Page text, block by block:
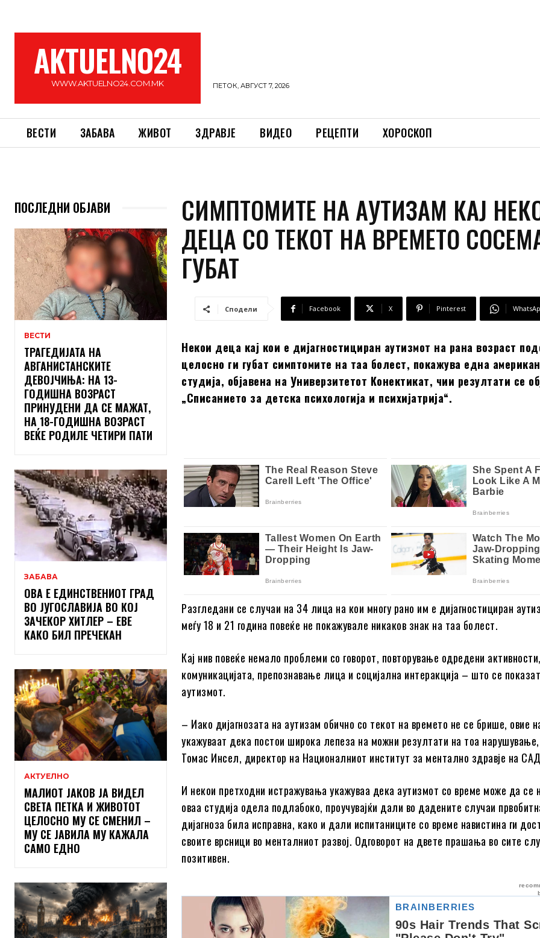
AKTUELNO24
WWW.AKTUELNO24.COM.MK ПЕТОК, АВГУСТ 7, 2026
ВЕСТИ ЗАБАВА ЖИВОТ ЗДРАВЈЕ ВИДЕО РЕЦЕПТИ ХОРОСКОП
ПОСЛЕДНИ ОБЈАВИ
ВЕСТИ
ТРАГЕДИЈАТА НА
АВГАНИСТАНСКИТЕ
ДЕВОЈЧИЊА: НА 13-
ГОДИШНА ВОЗРАСТ
ПРИНУДЕНИ ДА СЕ МАЖАТ,
НА 18-ГОДИШНА ВОЗРАСТ
ВЕЌЕ РОДИЛЕ ЧЕТИРИ ПАТИ
ЗАБАВА
ОВА Е ЕДИНСТВЕНИОТ ГРАД
ВО ЈУГОСЛАВИЈА ВО КОЈ
ЗАЧЕКОР ХИТЛЕР – ЕВЕ
КАКО БИЛ ПРЕЧЕКАН
АКТУЕЛНО
МАЛИОТ ЈАКОВ ЈА ВИДЕЛ
СВЕТА ПЕТКА И ЖИВОТОТ
ЦЕЛОСНО МУ СЕ СМЕНИЛ –
МУ СЕ ЈАВИЛА МУ КАЖАЛА
САМО ЕДНО
СИМПТОМИТЕ НА АУТИЗАМ КАЈ
ДЕЦА СО ТЕКОТ НА ВРЕМЕТО
ГУБАТ
Сподели Facebook X Pinterest
Некои деца кај кои е дијагностициран аутизмот на рана возраст
целосно ги губат симптомите на таа болест, покажува една
студија, објавена на Универзитетот Конектикат, чии резултати се
„Списанието за детска психологија и психијатрија“.
Разгледани се случаи на 34 лица на кои многу рано им е дијагностициран
меѓу 18 и 21 година повеќе не покажувале никаков знак на таа болест.
Кај нив повеќе немало проблеми со говорот, повторување одредени
комуникацијата, препознавање лица и социјална интеракција – што се
аутизмот.
– Иако дијагнозата на аутизам обично со текот на времето не се брише, овие
укажуваат дека постои широка лепеза на можни резултати на тоа
Томас Инсел, директор на Националниот институт за ментално здравје на
И некои претходни истражувања укажуваа дека аутизмот со време може да се
оваа студија одела подлабоко, проучувајќи дали во дадените случаи
дијагноза била исправна, како и дали испитаниците со време навистина ги
своите врсници во менталниот развој. Одговорот на двете прашања во сите
позитивен.